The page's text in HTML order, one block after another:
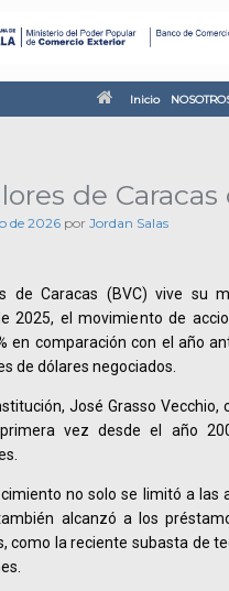
Inicio
de
de 2026 por Jordan Salas
de Caracas (BVC) vive su
2025, el movimiento de
en comparación con el año
de dólares negociados.
José Grasso
vez desde el año
no solo se limitó a las
alcanzó a los
como la reciente subasta de